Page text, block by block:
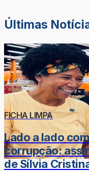
Últimas
FICHA LIMPA
Lado a lado
corrupção:
de Sílvia